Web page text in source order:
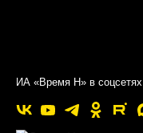
ИА «Время Н» в соцсетях